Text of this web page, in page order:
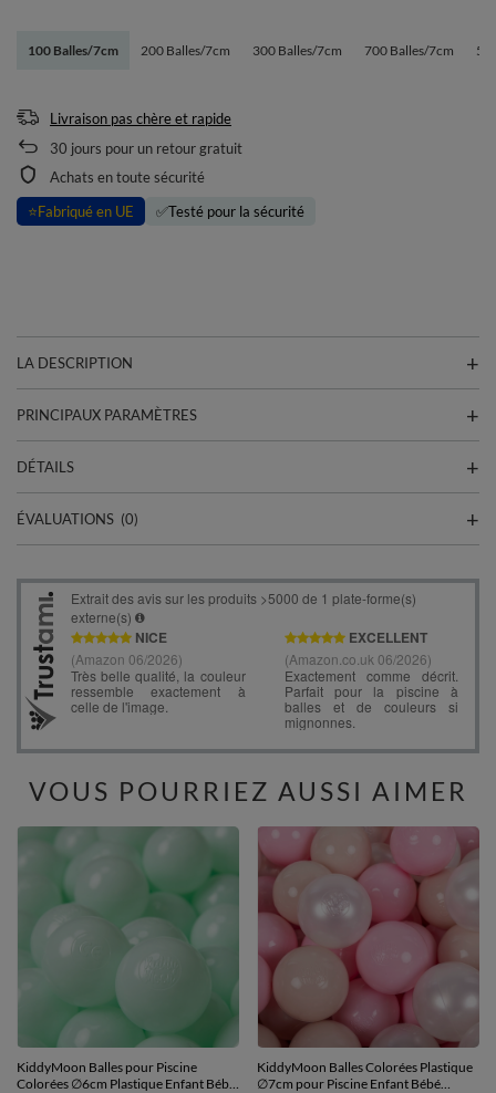
100 Balles/7cm 200 Balles/7cm 300 Balles/7cm 700 Balles/7cm 50
Livraison pas chère et rapide
30 jours pour un retour gratuit
Achats en toute sécurité
⭐Fabriqué en UE ✅Testé pour la sécurité
LA DESCRIPTION
PRINCIPAUX PARAMÈTRES
DÉTAILS
ÉVALUATIONS (0)
VOUS POURRIEZ AUSSI AIMER
KiddyMoon Balles pour Piscine
Colorées ∅6cm Plastique Enfant Bébé
KiddyMoon Balles Colorées Plastique
∅7cm pour Piscine Enfant Bébé